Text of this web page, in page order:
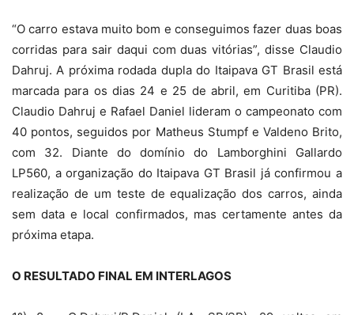
“O carro estava muito bom e conseguimos fazer duas boas
corridas para sair daqui com duas vitórias”, disse Claudio
Dahruj. A próxima rodada dupla do Itaipava GT Brasil está
marcada para os dias 24 e 25 de abril, em Curitiba (PR).
Claudio Dahruj e Rafael Daniel lideram o campeonato com
40 pontos, seguidos por Matheus Stumpf e Valdeno Brito,
com 32. Diante do domínio do Lamborghini Gallardo
LP560, a organização do Itaipava GT Brasil já confirmou a
realização de um teste de equalização dos carros, ainda
sem data e local confirmados, mas certamente antes da
próxima etapa.
O RESULTADO FINAL EM INTERLAGOS